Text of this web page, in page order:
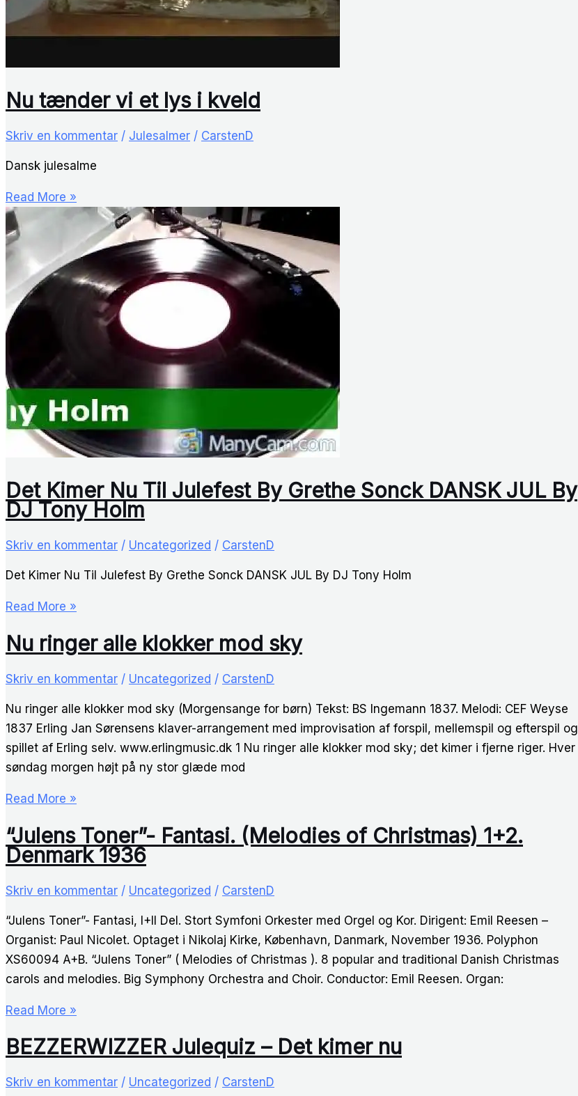
Nu tænder vi et lys i kveld
Skriv en kommentar / Julesalmer / CarstenD
Dansk julesalme
Nu
tænder
vi
et
kveld
Read More »
Det Kimer Nu Til Julefest By Grethe Sonck DANSK JUL By
DJ Tony Holm
Skriv en kommentar / Uncategorized / CarstenD
Det Kimer Nu Til Julefest By Grethe Sonck DANSK JUL By DJ Tony Holm
Det
Nu
Julefest
By
Grethe
Sonck
DANSK
By
Tony
Holm
Read More »
Nu ringer alle klokker mod sky
Skriv en kommentar / Uncategorized / CarstenD
Nu ringer alle klokker mod sky (Morgensange for børn) Tekst: BS Ingemann 1837. Melodi: CEF Weyse
1837 Erling Jan Sørensens klaver-arrangement med improvisation af forspil, mellemspil og efterspil og
spillet af Erling selv. www.erlingmusic.dk 1 Nu ringer alle klokker mod sky; det kimer i fjerne riger. Hver
søndag morgen højt på ny stor glæde mod
Nu
alle
klokker
sky
Read More »
“Julens Toner”- Fantasi. (Melodies of Christmas) 1+2.
Denmark 1936
Skriv en kommentar / Uncategorized / CarstenD
“Julens Toner”- Fantasi, I+II Del. Stort Symfoni Orkester med Orgel og Kor. Dirigent: Emil Reesen –
Organist: Paul Nicolet. Optaget i Nikolaj Kirke, København, Danmark, November 1936. Polyphon
XS60094 A+B. “Julens Toner” ( Melodies of Christmas ). 8 popular and traditional Danish Christmas
carols and melodies. Big Symphony Orchestra and Choir. Conductor: Emil Reesen. Organ:
“Julens
Fantasi.
of
Read More »
BEZZERWIZZER Julequiz – Det kimer nu
Skriv en kommentar / Uncategorized / CarstenD